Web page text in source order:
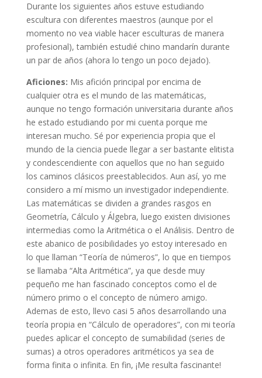
Durante los siguientes años estuve estudiando
escultura con diferentes maestros (aunque por el
momento no vea viable hacer esculturas de manera
profesional), también estudié chino mandarín durante
un par de años (ahora lo tengo un poco dejado).
Aficiones: Mis afición principal por encima de
cualquier otra es el mundo de las matemáticas,
aunque no tengo formación universitaria durante años
he estado estudiando por mi cuenta porque me
interesan mucho. Sé por experiencia propia que el
mundo de la ciencia puede llegar a ser bastante elitista
y condescendiente con aquellos que no han seguido
los caminos clásicos preestablecidos. Aun así, yo me
considero a mí mismo un investigador independiente.
Las matemáticas se dividen a grandes rasgos en
Geometría, Cálculo y Álgebra, luego existen divisiones
intermedias como la Aritmética o el Análisis. Dentro de
este abanico de posibilidades yo estoy interesado en
lo que llaman “Teoría de números”, lo que en tiempos
se llamaba “Alta Aritmética”, ya que desde muy
pequeño me han fascinado conceptos como el de
número primo o el concepto de número amigo.
Ademas de esto, llevo casi 5 años desarrollando una
teoría propia en “Cálculo de operadores”, con mi teoría
puedes aplicar el concepto de sumabilidad (series de
sumas) a otros operadores aritméticos ya sea de
forma finita o infinita. En fin, ¡Me resulta fascinante!